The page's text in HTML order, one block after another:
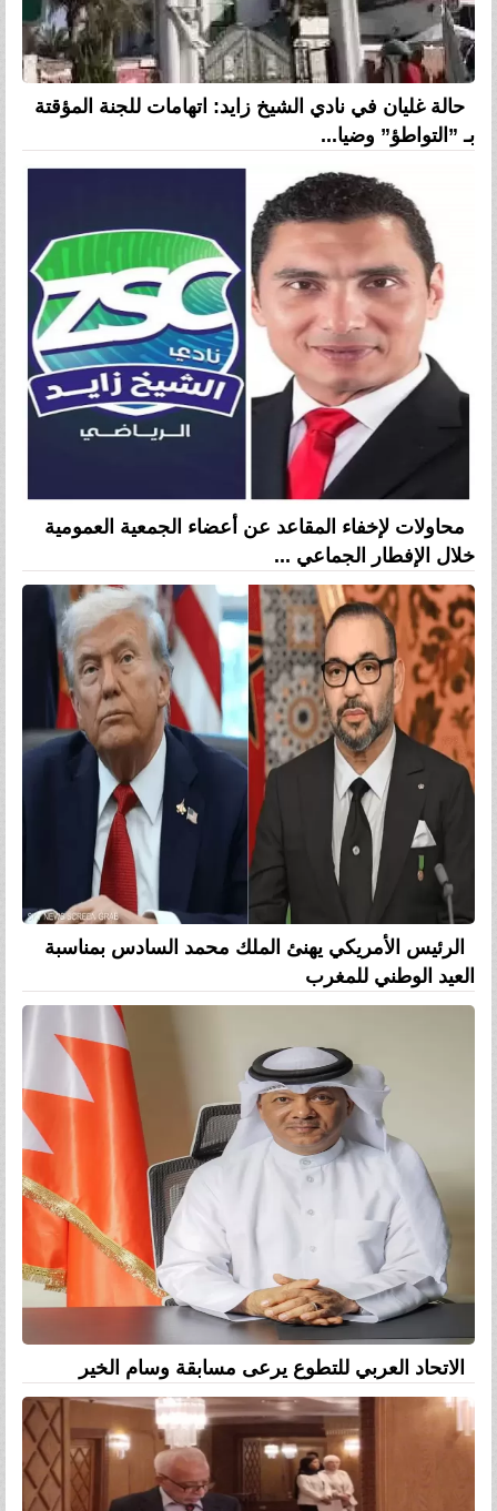
حالة غليان في نادي الشيخ زايد: اتهامات للجنة المؤقتة
بـ ”التواطؤ” وضيا...
محاولات لإخفاء المقاعد عن أعضاء الجمعية العمومية
خلال الإفطار الجماعي ...
الرئيس الأمريكي يهنئ الملك محمد السادس بمناسبة
العيد الوطني للمغرب
الاتحاد العربي للتطوع يرعى مسابقة وسام الخير